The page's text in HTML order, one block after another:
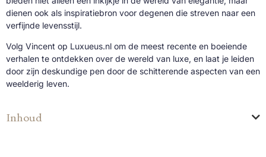
dienen ook als inspiratiebron voor degenen die streven naar een
verfijnde levensstijl.
Volg Vincent op Luxueus.nl om de meest recente en boeiende
verhalen te ontdekken over de wereld van luxe, en laat je leiden
door zijn deskundige pen door de schitterende aspecten van een
weelderig leven.
Inhoud